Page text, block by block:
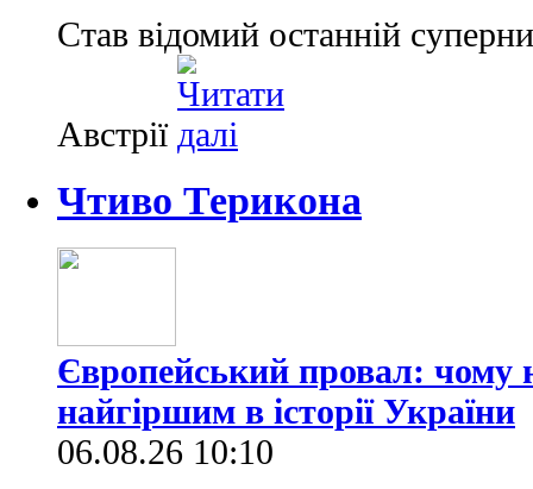
Став відомий останній
Австрії
Чтиво Терикона
Європейський провал: чому
найгіршим в історії України
06.08.26 10:10